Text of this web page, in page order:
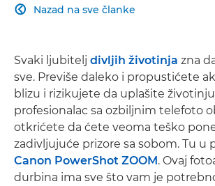
Nazad na sve članke

Svaki ljubitelj divljih životinja zna
sve. Previše daleko i propustićete
blizu i rizikujete da uplašite
profesionalac sa ozbiljnim telefoto
otkrićete da ćete veoma teško
zadivljujuće prizore sa sobom. Tu u
Canon PowerShot ZOOM. Ovaj
durbina ima sve što vam je